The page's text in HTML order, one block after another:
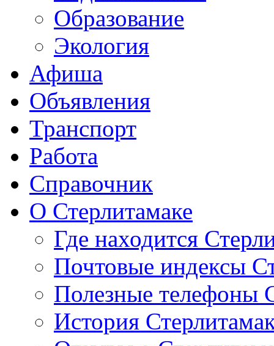
Образование
Экология
Афиша
Объявления
Транспорт
Работа
Справочник
О Стерлитамаке
Где находится
Почтовые индексы
Полезные телефоны
История